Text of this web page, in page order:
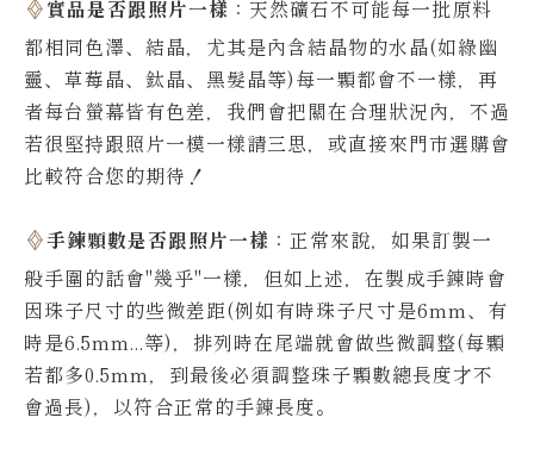
實品是否跟照片一樣 ：天然礦石不可能每一批原料
都相同色澤、結晶，尤其是內含結晶物的水晶(如綠幽
靈、草莓晶、鈦晶、黑髮晶等)每一顆都會不一樣，再
者每台螢幕皆有色差，我們會把關在合理狀況內，不過
若很堅持跟照片一模一樣請三思，或直接來門市選購會
比較符合您的期待！
手鍊顆數是否跟照片一樣 ：正常來說，如果訂製一
般手圍的話會"幾乎"一樣，但如上述，在製成手鍊時會
因珠子尺寸的些微差距(例如有時珠子尺寸是6mm、有
時是6.5mm...等)，排列時在尾端就會做些微調整(每顆
若都多0.5mm，到最後必須調整珠子顆數總長度才不
會過長)，以符合正常的手鍊長度。